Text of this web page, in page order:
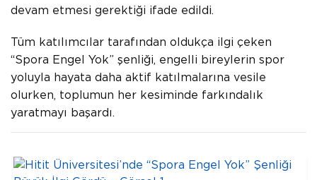
devam etmesi gerektiği ifade edildi.
Tüm katılımcılar tarafından oldukça ilgi çeken
“Spora Engel Yok” şenliği, engelli bireylerin spor
yoluyla hayata daha aktif katılmalarına vesile
olurken, toplumun her kesiminde farkındalık
yaratmayı başardı.